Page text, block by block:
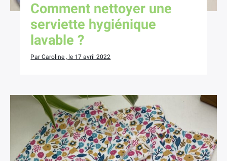
Comment nettoyer une
serviette hygiénique
lavable ?
Par Caroline , le 17 avril 2022